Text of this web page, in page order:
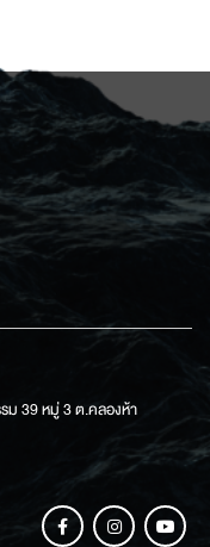
ม 39 หมู่ 3 ต.คลองห้า